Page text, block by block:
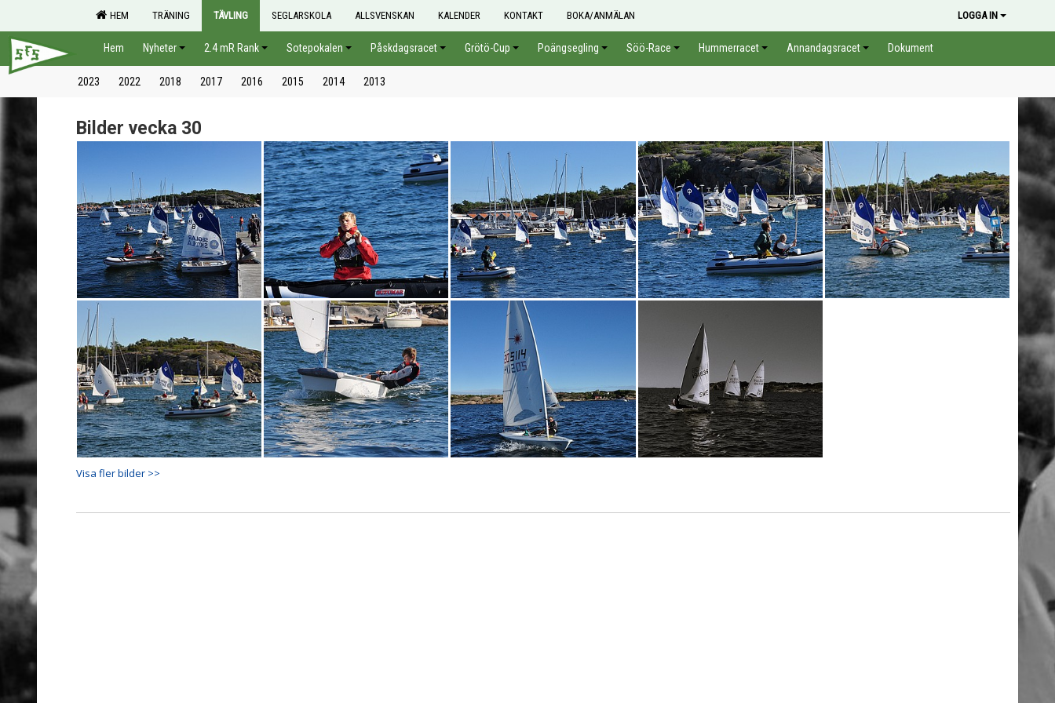
HEM TRÄNING TÄVLING SEGLARSKOLA ALLSVENSKAN KALENDER KONTAKT BOKA/ANMÄLAN LOGGA IN
Hem Nyheter 2.4 mR Rank Sotepokalen Påskdagsracet Grötö-Cup Poängsegling Söö-Race Hummerracet Annandagsracet Dokument
2023 2022 2018 2017 2016 2015 2014 2013
Bilder vecka 30
Visa fler bilder >>